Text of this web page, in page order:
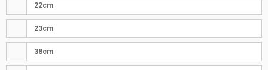
22cm
23cm
38cm